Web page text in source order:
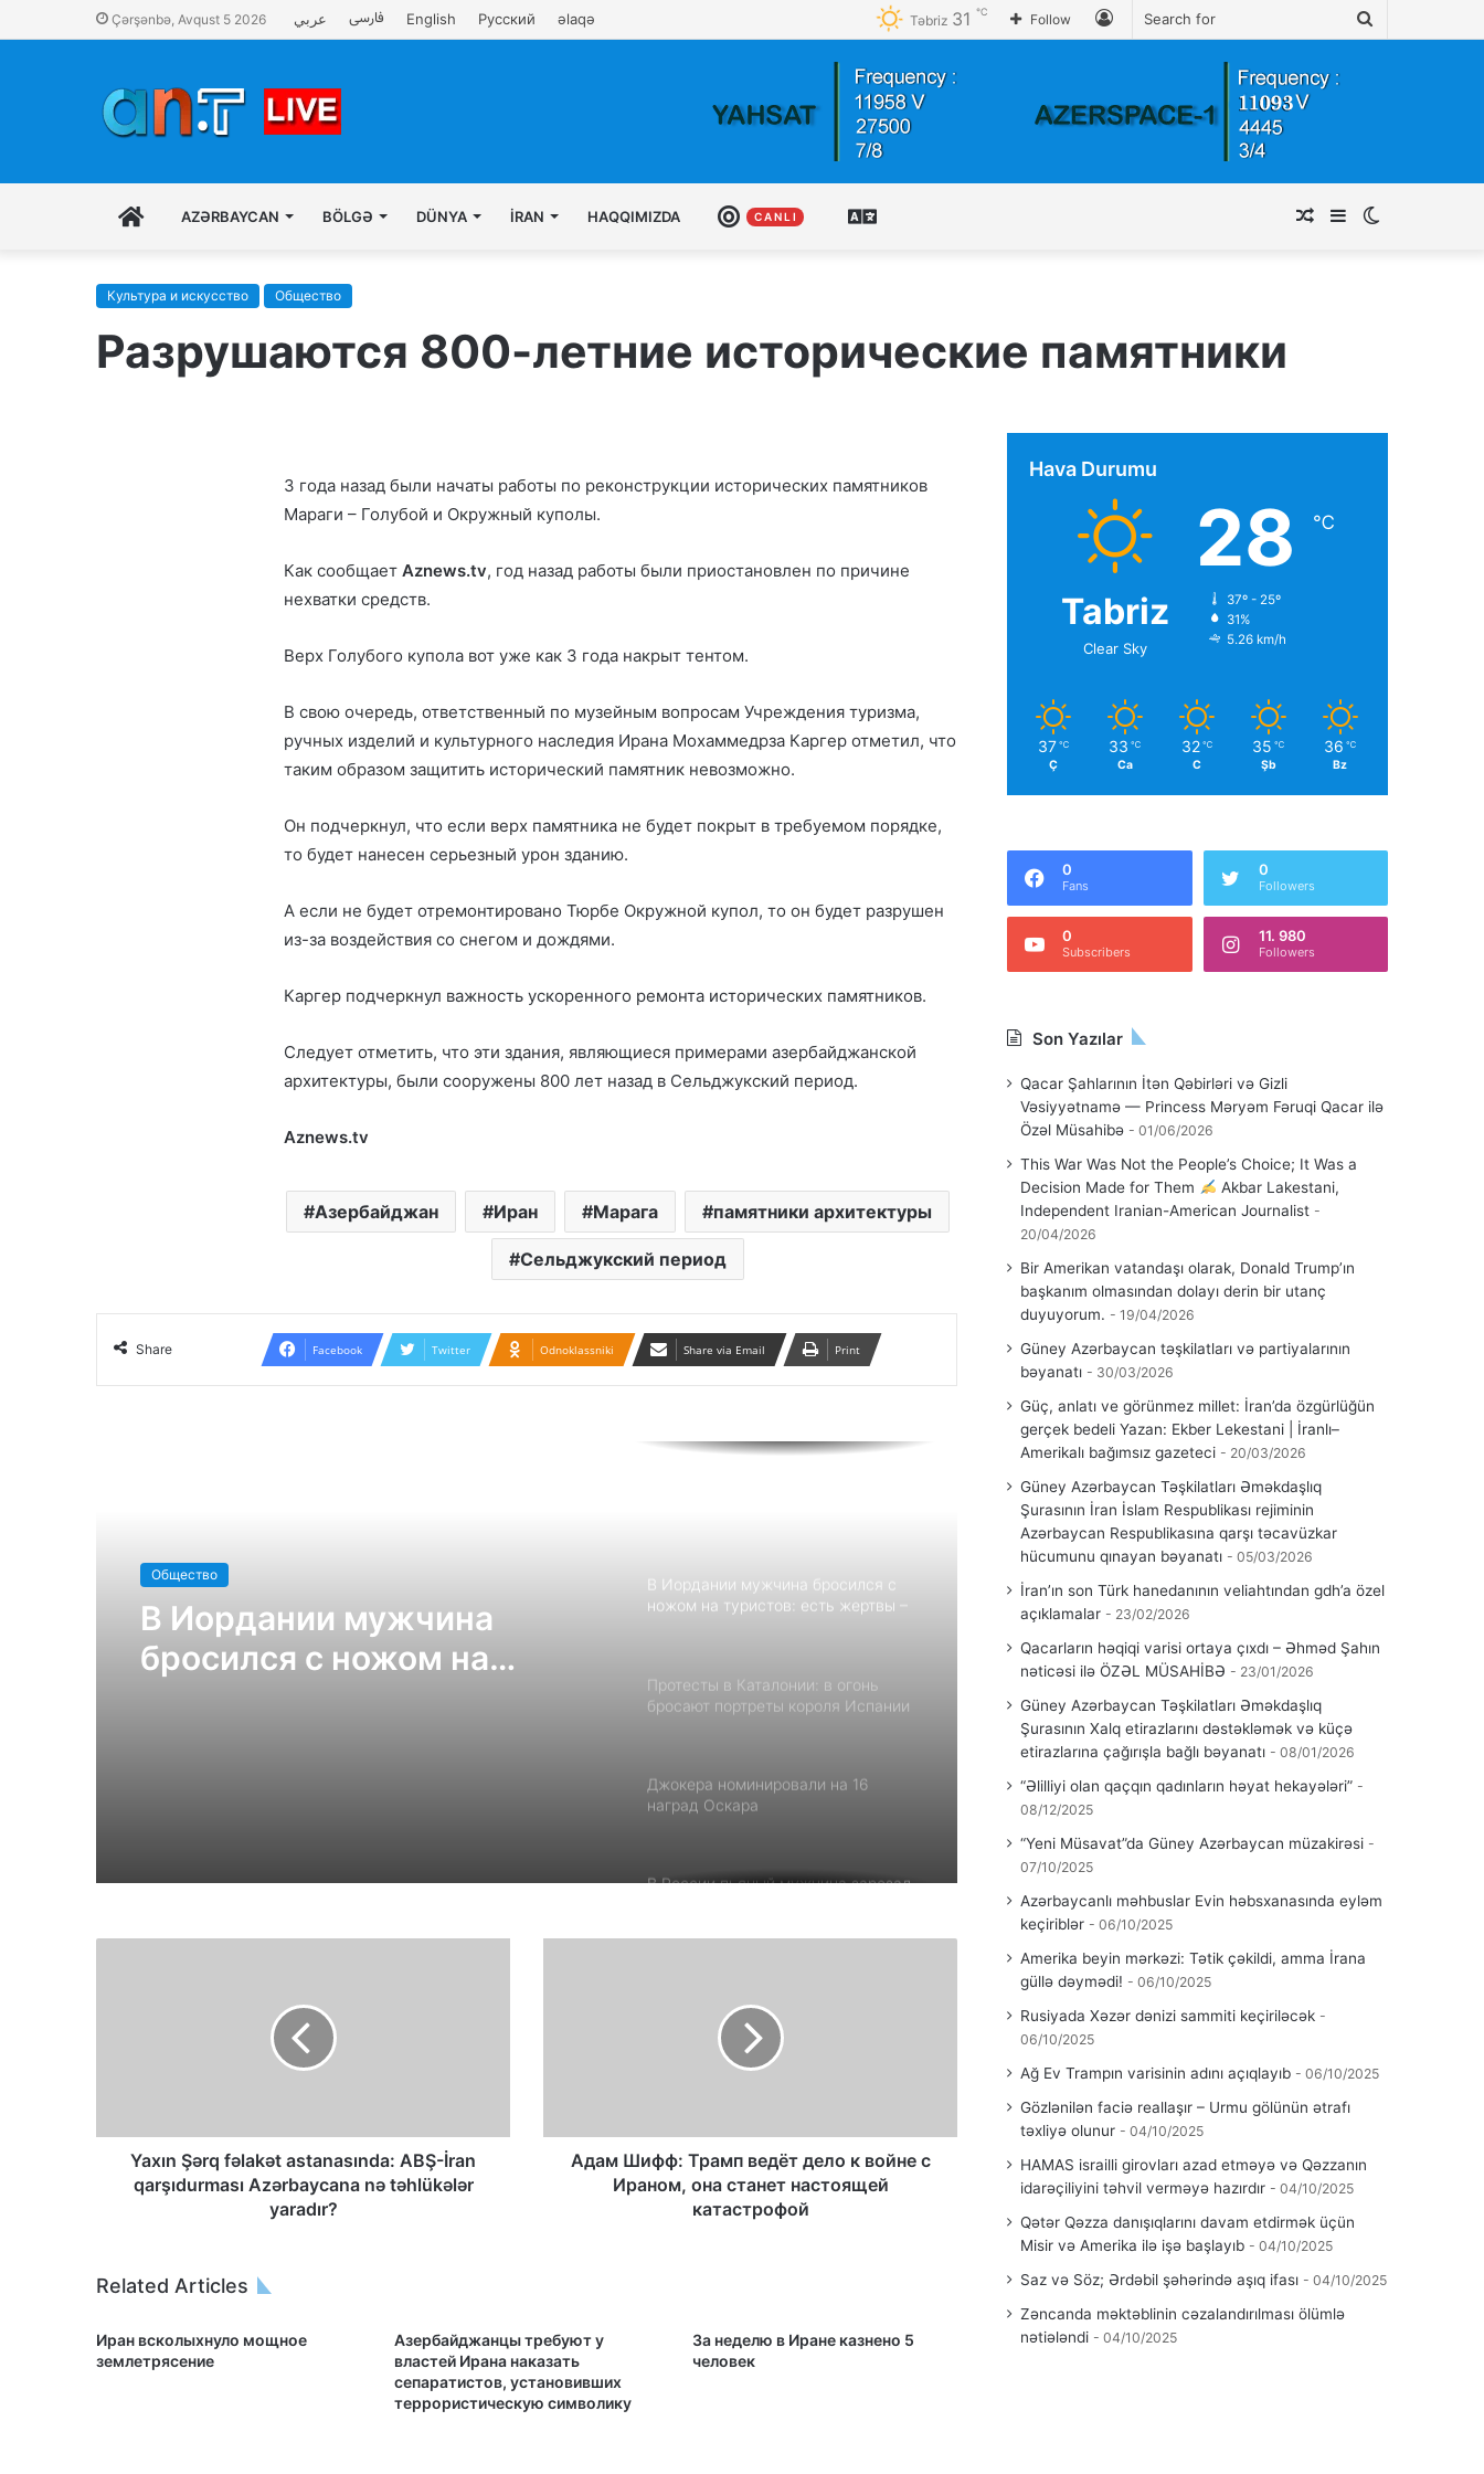
Çərşənbə, Avqust 5 2026 عربي فارسی English Русский əlaqə Follow
Təbriz 31 ℃
İLK
SƏHIFƏ
AZƏRBAYCAN BÖLGƏ DÜNYA İRAN HAQQIMIZDA CANLI
C A N L I Sidebar
Random
Культура и искусство Общество
Разрушаются 800-летние исторические памятники
3 года назад были начаты работы по реконструкции исторических памятников
Мараги – Голубой и Окружный куполы.
Как сообщает Aznews.tv, год назад работы были приостановлен по причине
нехватки средств.
Верх Голубого купола вот уже как 3 года накрыт тентом.
В свою очередь, ответственный по музейным вопросам Учреждения туризма,
ручных изделий и культурного наследия Ирана Мохаммедрза Каргер отметил, что
таким образом защитить исторический памятник невозможно.
Он подчеркнул, что если верх памятника не будет покрыт в требуемом порядке,
то будет нанесен серьезный урон зданию.
А если не будет отремонтировано Тюрбе Окружной купол, то он будет разрушен
из-за воздействия со снегом и дождями.
Каргер подчеркнул важность ускоренного ремонта исторических памятников.
Следует отметить, что эти здания, являющиеся примерами азербайджанской
архитектуры, были сооружены 800 лет назад в Сельджукский период.
Aznews.tv
Азербайджан Иран Марага памятники архитектуры
Сельджукский период
Share Facebook Twitter Odnoklassniki Share via Email Print
Общество
В Иордании мужчина
бросился с ножом на
к смерти за сожжение школьницы
Назначен новый министр экономики
Англии
В Тебризе 8 человек отравились
Ученые выяснили лучшее время для
В Иордании мужчина бросился с
ножом на туристов: есть жертвы –
Протесты в Каталонии: в огонь
бросают портреты короля Испании
Джокера номинировали на 16
наград Оскара
В России пьяный мужчина зарезал
к смерти за сожжение школьницы
Контейнер с 39 трупами нашли в
Англии
Yaxın Şərq fəlakət astanasında: ABŞ-İran
qarşıdurması Azərbaycana nə təhlükələr
yaradır?
Адам Шифф: Трамп ведёт дело к войне с
Ираном, она станет настоящей
катастрофой
Related Articles
Иран всколыхнуло мощное
землетрясение
Азербайджанцы требуют у
властей Ирана наказать
сепаратистов, установивших
террористическую символику
За неделю в Иране казнено 5
человек
Hava Durumu
Tabriz
Clear Sky
28 ℃
37º - 25º
31%
5.26 km/h
37 ℃
Ç
33 ℃
Ca
32 ℃
C
35 ℃
Şb
36 ℃
Bz
0
Fans
0
Followers
0
Subscribers
11. 980
Followers
Son Yazılar
Qacar Şahlarının İtən Qəbirləri və Gizli
Vəsiyyətnamə — Princess Məryəm Fəruqi Qacar ilə
Özəl Müsahibə
01/06/2026
This War Was Not the People’s Choice; It Was a
Decision Made for Them
Akbar Lakestani,
Independent Iranian-American Journalist
20/04/2026
Bir Amerikan vatandaşı olarak, Donald Trump’ın
başkanım olmasından dolayı derin bir utanç
duyuyorum.
19/04/2026
Güney Azərbaycan təşkilatları və partiyalarının
bəyanatı
30/03/2026
Güç, anlatı ve görünmez millet: İran’da özgürlüğün
gerçek bedeli Yazan: Ekber Lekestani | İranlı–
Amerikalı bağımsız gazeteci
20/03/2026
Güney Azərbaycan Təşkilatları Əməkdaşlıq
Şurasının İran İslam Respublikası rejiminin
Azərbaycan Respublikasına qarşı təcavüzkar
hücumunu qınayan bəyanatı
05/03/2026
İran’ın son Türk hanedanının veliahtından gdh’a özel
açıklamalar
23/02/2026
Qacarların həqiqi varisi ortaya çıxdı – Əhməd Şahın
nəticəsi ilə ÖZƏL MÜSAHİBƏ
23/01/2026
Güney Azərbaycan Təşkilatları Əməkdaşlıq
Şurasının Xalq etirazlarını dəstəkləmək və küçə
etirazlarına çağırışla bağlı bəyanatı
08/01/2026
“Əlilliyi olan qaçqın qadınların həyat hekayələri”
08/12/2025
“Yeni Müsavat”da Güney Azərbaycan müzakirəsi
07/10/2025
Azərbaycanlı məhbuslar Evin həbsxanasında eyləm
keçiriblər
06/10/2025
Amerika beyin mərkəzi: Tətik çəkildi, amma İrana
güllə dəymədi!
06/10/2025
Rusiyada Xəzər dənizi sammiti keçiriləcək
06/10/2025
Ağ Ev Trampın varisinin adını açıqlayıb 06/10/2025
Gözlənilən faciə reallaşır – Urmu gölünün ətrafı
təxliyə olunur
04/10/2025
HAMAS israilli girovları azad etməyə və Qəzzanın
idarəçiliyini təhvil verməyə hazırdır
04/10/2025
Qətər Qəzza danışıqlarını davam etdirmək üçün
Misir və Amerika ilə işə başlayıb
04/10/2025
Saz və Söz; Ərdəbil şəhərində aşıq ifası 04/10/2025
Zəncanda məktəblinin cəzalandırılması ölümlə
nətiələndi
04/10/2025